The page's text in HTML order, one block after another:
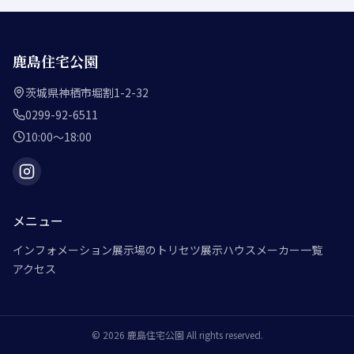
鹿島住宅公園
茨城県神栖市堀割1-2-32
0299-92-6511
10:00～18:00
メニュー
インフォメーション展示場のトリセツ展示ハウスメーカー一覧
アクセス
© 2026 鹿島住宅公園 All rights reserved.